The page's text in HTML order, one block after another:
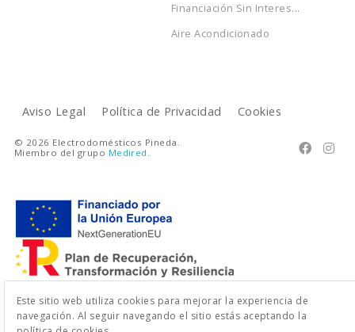
Financiación Sin Interes...
Aire Acondicionado
Aviso Legal Política de Privacidad Cookies
 
© 2026 Electrodomésticos Pineda.
Miembro del grupo Medired .
Este sitio web utiliza cookies para mejorar la experiencia de
navegación. Al seguir navegando el sitio estás aceptando la